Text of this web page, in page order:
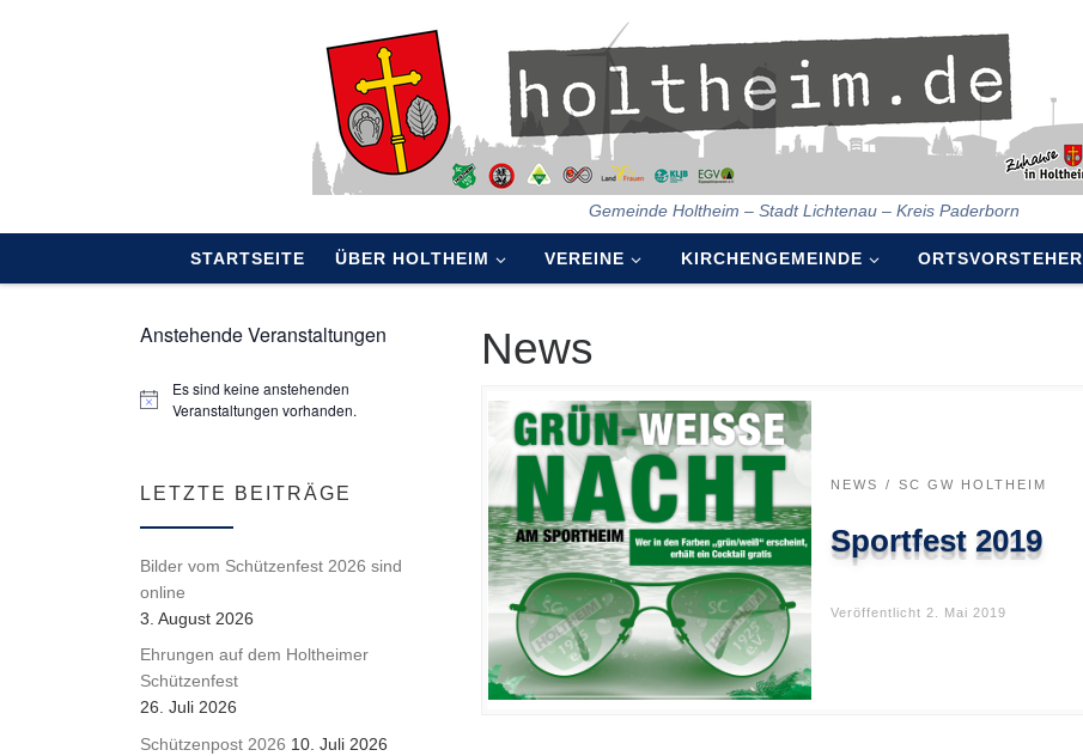
Gemeinde Holtheim – Stadt Lichtenau – Kreis Paderborn
STARTSEITE ÜBER HOLTHEIM VEREINE KIRCHENGEMEINDE ORTSVORSTEHER
News
NEWS SC GW HOLTHEIM
Sportfest 2019
Veröffentlicht 2. Mai 2019
Anstehende Veranstaltungen
Es sind keine anstehenden
Veranstaltungen vorhanden.
LETZTE BEITRÄGE
Bilder vom Schützenfest 2026 sind
online
3. August 2026
Ehrungen auf dem Holtheimer
Schützenfest
26. Juli 2026
Schützenpost 2026 10. Juli 2026